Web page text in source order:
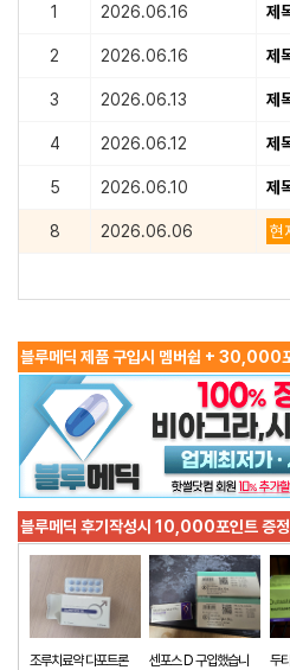
1 2026.06.16 제
2 2026.06.16 제
3 2026.06.13 제
4 2026.06.12 제
5 2026.06.10 제
8 2026.06.06 현
블루메딕 제품 구입시 멤버쉽 + 30,000
블루메딕 후기작성시 10,000포인트 증정
조루치료약 다포트론
센포스 D 구입했습니
두